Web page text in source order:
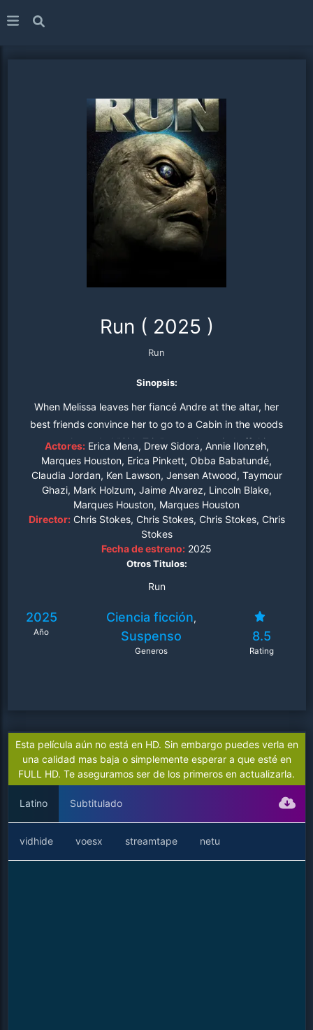
Run ( 2025 )
Run
Sinopsis:
When Melissa leaves her fiancé Andre at the altar, her
best friends convince her to go to a Cabin in the woods
on a much needed “Girls Trip” to get her mind off things.
But things take a huge turn when their friend Jenny is
found mutilated in the middle of the woods. When the
news announces an all out Alien attack on the Nation, the
girls will now have to try their best to survive.
Actores: Erica Mena, Drew Sidora, Annie Ilonzeh,
Marques Houston, Erica Pinkett, Obba Babatundé,
Claudia Jordan, Ken Lawson, Jensen Atwood, Taymour
Ghazi, Mark Holzum, Jaime Alvarez, Lincoln Blake,
Marques Houston, Marques Houston
Director: Chris Stokes, Chris Stokes, Chris Stokes, Chris
Stokes
Fecha de estreno: 2025
Otros Titulos:
Run
2025
Año
Ciencia ficción,
Suspenso
Generos
8.5
Rating
Esta película aún no está en HD. Sin embargo puedes verla en
una calidad mas baja o simplemente esperar a que esté en
FULL HD. Te aseguramos ser de los primeros en actualizarla.
Latino Subtitulado
vidhide voesx streamtape netu